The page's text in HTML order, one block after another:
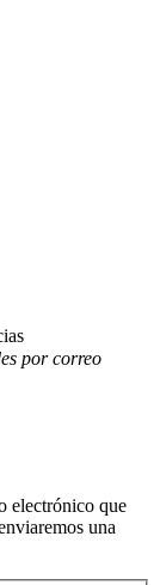
por correo
electrónico que
una